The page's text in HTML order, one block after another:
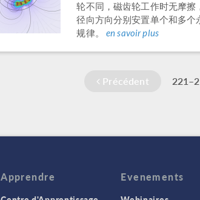
轮不同，磁齿轮工作时无摩
径向方向分别安置单个和多
规律。 en savoir plus
Précédent
Apprendre Evenements